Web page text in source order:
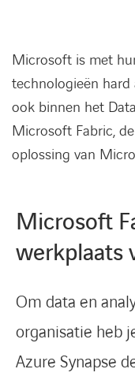
Microsoft is met
technologieën hard
ook binnen het
Microsoft Fabric,
oplossing van
Microsoft
werkplaats
Om data en
organisatie heb
Azure Synapse